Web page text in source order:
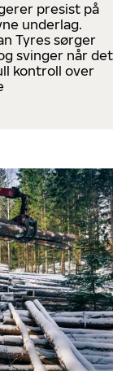
presist på
underlag.
Tyres sørger
svinger når det
kontroll over